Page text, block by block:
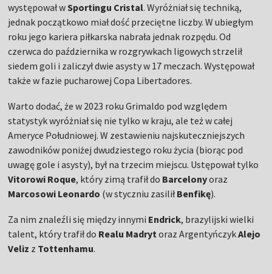
występował wSportingu Cristal. Wyróżniał się techniką,
jednak początkowo miał dość przeciętne liczby. W ubiegłym
roku jego kariera piłkarska nabrała jednak rozpędu. Od
czerwca do października w rozgrywkach ligowych strzelił
siedem goli i zaliczył dwie asysty w 17 meczach. Występował
także w fazie pucharowej Copa Libertadores.
Warto dodać, że w 2023 roku Grimaldo pod względem
statystyk wyróżniał się nie tylko w kraju, ale też w całej
Ameryce Południowej. W zestawieniu najskuteczniejszych
zawodników poniżej dwudziestego roku życia (biorąc pod
uwagę gole i asysty), był na trzecim miejscu. Ustępował tylko
Vitorowi Roque, który zimą trafił do Barcelonyoraz
Marcosowi Leonardo (w styczniu zasiliłBenfikę).
Za nim znaleźli się między innymi Endrick, brazylijski wielki
talent, który trafił do Realu Madrytoraz ArgentyńczykAlejo
Veliz z Tottenhamu.